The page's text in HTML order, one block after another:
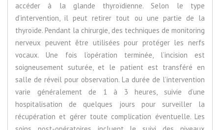
accéder à la glande thyroïdienne. Selon le type
d’intervention, il peut retirer tout ou une partie de la
thyroïde. Pendant la chirurgie, des techniques de monitoring
nerveux peuvent être utilisées pour protéger les nerfs
vocaux. Une fois l’opération terminée, l’incision est
soigneusement suturée, et le patient est transféré en
salle de réveil pour observation. La durée de l’intervention
varie généralement de 1 à 3 heures, suivie d’une
hospitalisation de quelques jours pour surveiller la
récupération et gérer toute complication éventuelle. Les